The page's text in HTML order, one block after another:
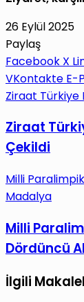
26 Eylül 2025
Paylaş
Facebook X
VKontakte E-
Ziraat Türkiye
Ziraat
Çekildi
Milli
Madalya
Milli
Dördüncü
İlgili